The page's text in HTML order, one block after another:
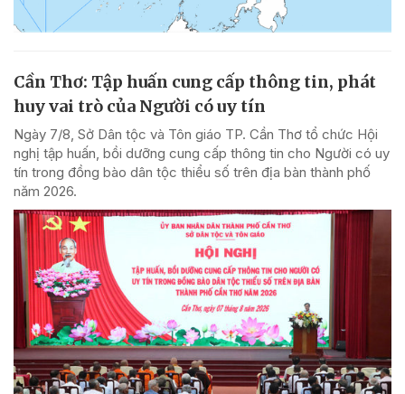
Cần Thơ: Tập huấn cung cấp thông tin, phát
huy vai trò của Người có uy tín
Ngày 7/8, Sở Dân tộc và Tôn giáo TP. Cần Thơ tổ chức Hội
nghị tập huấn, bồi dưỡng cung cấp thông tin cho Người có uy
tín trong đồng bào dân tộc thiểu số trên địa bàn thành phố
năm 2026.